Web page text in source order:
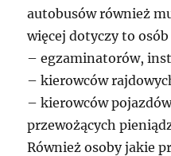
autobusów również
więcej dotyczy to
– egzaminatorów,
– kierowców
– kierowców
przewożących
Również osoby jakie